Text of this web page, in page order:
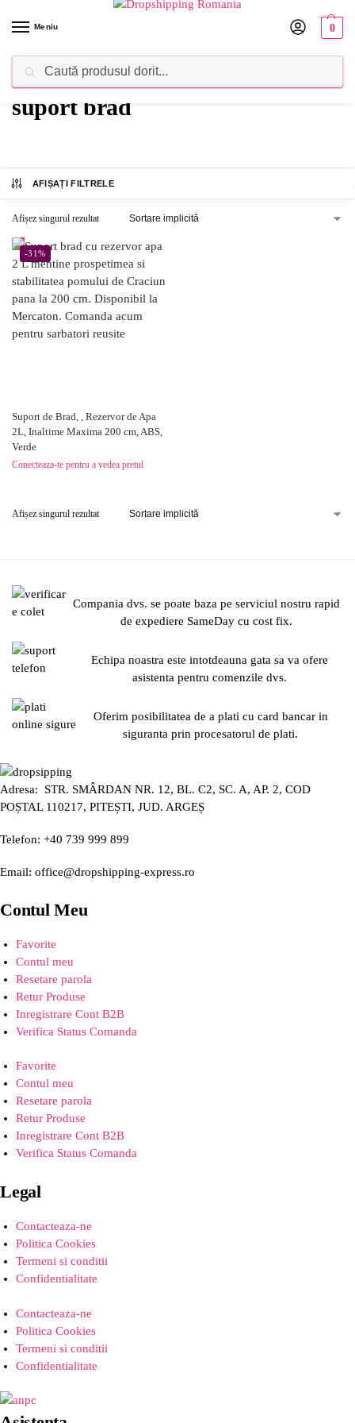
Meniu 0
Dropshipping Romania⚡ Furnizorul tău de produse
suport brad
AFIȘAȚI FILTRELE
Afișez singurul rezultat
-31%
Suport de Brad, , Rezervor de Apa
2L, Inaltime Maxima 200 cm, ABS,
Verde
Conecteaza-te pentru a vedea pretul
Afișez singurul rezultat
Compania dvs. se poate baza pe serviciul nostru rapid
de expediere SameDay cu cost fix.
Echipa noastra este intotdeauna gata sa va ofere
asistenta pentru comenzile dvs.
Oferim posibilitatea de a plati cu card bancar in
siguranta prin procesatorul de plati.
Adresa: STR. SMÂRDAN NR. 12, BL. C2, SC. A, AP. 2, COD
POȘTAL 110217, PITEȘTI, JUD. ARGEȘ
Telefon: +40 739 999 899
Email: office@dropshipping-express.ro
Contul Meu
Favorite
Contul meu
Resetare parola
Retur Produse
Inregistrare Cont B2B
Verifica Status Comanda
Favorite
Contul meu
Resetare parola
Retur Produse
Inregistrare Cont B2B
Verifica Status Comanda
Legal
Contacteaza-ne
Politica Cookies
Termeni si conditii
Confidentialitate
Contacteaza-ne
Politica Cookies
Termeni si conditii
Confidentialitate